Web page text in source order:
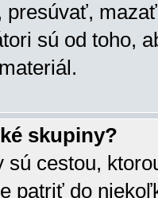
sú od toho,
skupiny?
sú cestou,
patriť do